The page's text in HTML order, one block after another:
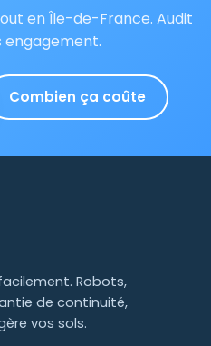
en Île-de-France. Audit
engagement.
Combien ça coûte
Robots,
de continuité,
vos sols.